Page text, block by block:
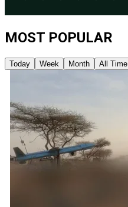
MOST POPULAR
Today Week Month All Time